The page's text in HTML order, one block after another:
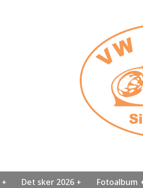
Det sker 2026 Fotoalbum